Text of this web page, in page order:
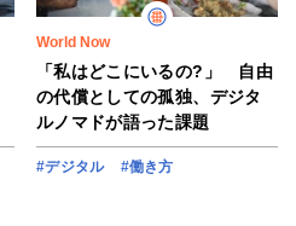
World Now
「私はどこにいるの?」 自由
の代償としての孤独、デジタ
ルノマドが語った課題
#デジタル #働き方